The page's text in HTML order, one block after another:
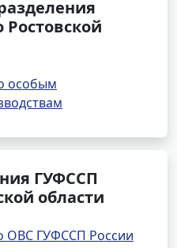
особым
ГУФССП
области
ГУФССП России